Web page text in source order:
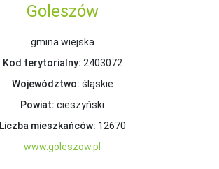
Goleszów
gmina wiejska
Kod terytorialny: 2403072
Województwo: śląskie
Powiat: cieszyński
Liczba mieszkańców: 12670
www.goleszow.pl